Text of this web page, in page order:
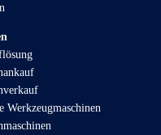
Werkzeugmaschinen